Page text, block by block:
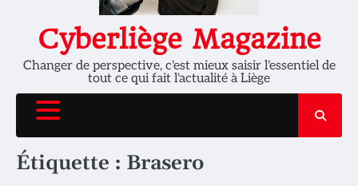
Cyberliège Magazine
Changer de perspective, c'est mieux saisir l'essentiel de
tout ce qui fait l'actualité à Liège
Étiquette : Brasero